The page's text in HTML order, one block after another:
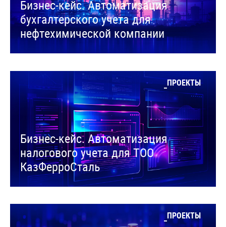
Бизнес-кейс. Автоматизация
бухгалтерского учета для
нефтехимической компании
ПРОЕКТЫ
Бизнес-кейс. Автоматизация
налогового учета для ТОО
КазФерроСталь
ПРОЕКТЫ